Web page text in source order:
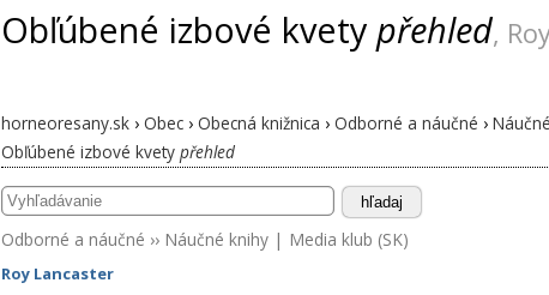
Obľúbené izbové kvety přehled,
horneoresany.sk › Obec › Obecná knižnica › Odborné a náučné ›
Obľúbené izbové kvety přehled
hľadaj
Odborné a náučné ›› Náučné knihy | Media klub (SK)
Roy Lancaster